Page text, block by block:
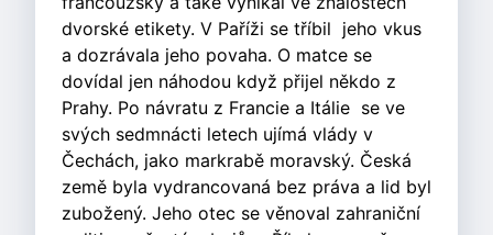
dvorské etikety. V Paříži se tříbil jeho vkus
a dozrávala jeho povaha. O matce se
dovídal jen náhodou když přijel někdo z
Prahy. Po návratu z Francie a Itálie se ve
svých sedmnácti letech ujímá vlády v
Čechách, jako markrabě moravský. Česká
země byla vydrancovaná bez práva a lid byl
zubožený. Jeho otec se věnoval zahraniční